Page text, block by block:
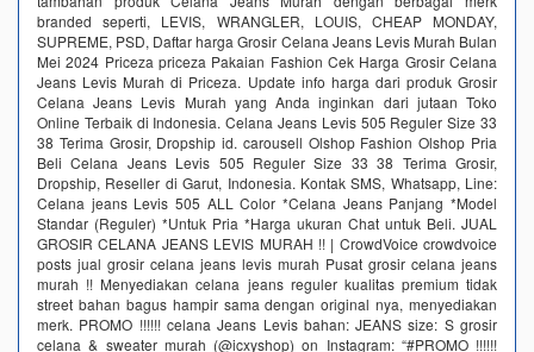
branded seperti, LEVIS, WRANGLER, LOUIS, CHEAP MONDAY,
SUPREME, PSD, Daftar harga Grosir Celana Jeans Levis Murah Bulan
Mei 2024 Priceza priceza Pakaian Fashion Cek Harga Grosir Celana
Jeans Levis Murah di Priceza. Update info harga dari produk Grosir
Celana Jeans Levis Murah yang Anda inginkan dari jutaan Toko
Online Terbaik di Indonesia. Celana Jeans Levis 505 Reguler Size 33
38 Terima Grosir, Dropship id. carousell Olshop Fashion Olshop Pria
Beli Celana Jeans Levis 505 Reguler Size 33 38 Terima Grosir,
Dropship, Reseller di Garut, Indonesia. Kontak SMS, Whatsapp, Line:
Celana jeans Levis 505 ALL Color *Celana Jeans Panjang *Model
Standar (Reguler) *Untuk Pria *Harga ukuran Chat untuk Beli. JUAL
GROSIR CELANA JEANS LEVIS MURAH !! | CrowdVoice crowdvoice
posts jual grosir celana jeans levis murah Pusat grosir celana jeans
murah !! Menyediakan celana jeans reguler kualitas premium tidak
street bahan bagus hampir sama dengan original nya, menyediakan
merk. PROMO !!!!!! celana Jeans Levis bahan: JEANS size: S grosir
celana & sweater murah (@icxyshop) on Instagram: “#PROMO !!!!!!